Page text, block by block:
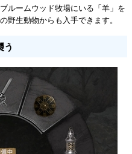
ルームウッド牧場にいる「羊」を
野生動物からも入手できます。
う